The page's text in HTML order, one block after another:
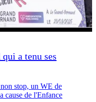
a tenu ses
stop, un WE de
cause de l'Enfance